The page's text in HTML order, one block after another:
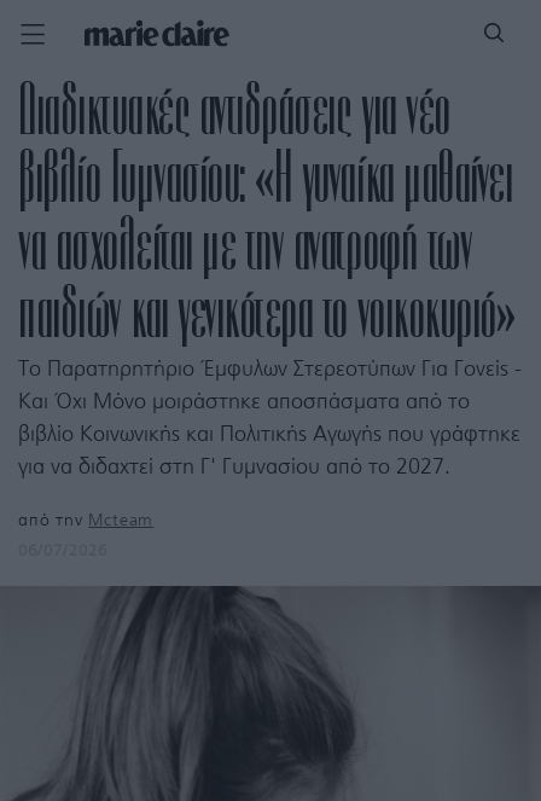
Διαδικτυακές αντιδράσεις για νέο
βιβλίο Γυμνασίου: «Η γυναίκα μαθαίνει
να ασχολείται με την ανατροφή των
παιδιών και γενικότερα το νοικοκυριό»
Το Παρατηρητήριο Έμφυλων Στερεοτύπων Για Γονείς -
Και Όχι Μόνο μοιράστηκε αποσπάσματα από το
βιβλίο Κοινωνικής και Πολιτικής Αγωγής που γράφτηκε
για να διδαχτεί στη Γ' Γυμνασίου από το 2027.
από την Mcteam